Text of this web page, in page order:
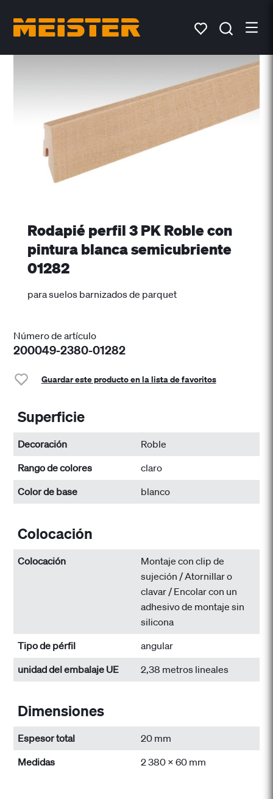
Rodapié perfil 3 PK Roble con
pintura blanca semicubriente
01282
para suelos barnizados de parquet
Número de artículo
200049-2380-01282
Guardar este producto en la lista de favoritos
Superficie
Decoración
Roble
Rango de colores
claro
Color de base
blanco
Colocación
Colocación
Montaje con clip de
sujeción / Atornillar o
clavar / Encolar con un
adhesivo de montaje sin
silicona
Tipo de pérfil
angular
unidad del embalaje UE
2,38 metros lineales
Dimensiones
Espesor total
20 mm
Medidas
2 380 x 60 mm